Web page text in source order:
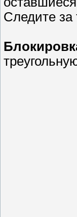
Следите за